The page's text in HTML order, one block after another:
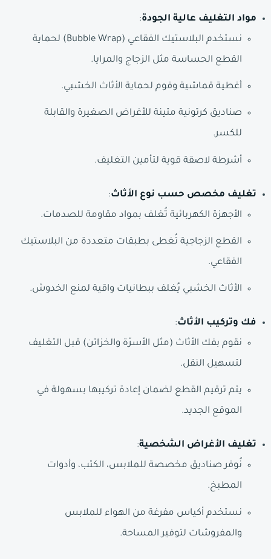
مواد التغليف عالية الجودة:
نستخدم البلاستيك الفقاعي (Bubble Wrap) لحماية
القطع الحساسة مثل الزجاج والمرايا.
أغطية قماشية وفوم لحماية الأثاث الخشبي.
صناديق كرتونية متينة للأغراض الصغيرة والقابلة
للكسر.
أشرطة لاصقة قوية لتأمين التغليف.
تغليف مخصص حسب نوع الأثاث:
الأجهزة الكهربائية تُغلف بمواد مقاومة للصدمات.
القطع الزجاجية تُغطى بطبقات متعددة من البلاستيك
الفقاعي.
الأثاث الخشبي يُغلف ببطانيات واقية لمنع الخدوش.
فك وتركيب الأثاث:
نقوم بفك الأثاث (مثل الأسرّة والخزائن) قبل التغليف
لتسهيل النقل.
يتم ترقيم القطع لضمان إعادة تركيبها بسهولة في
الموقع الجديد.
تغليف الأغراض الشخصية:
نُوفر صناديق مخصصة للملابس، الكتب، وأدوات
المطبخ.
نستخدم أكياس مفرغة من الهواء للملابس
والمفروشات لتوفير المساحة.